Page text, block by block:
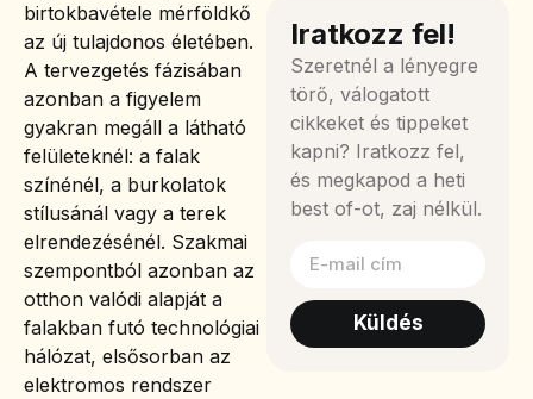
birtokbavétele mérföldkő
az új tulajdonos életében.
A tervezgetés fázisában
azonban a figyelem
gyakran megáll a látható
felületeknél: a falak
színénél, a burkolatok
stílusánál vagy a terek
elrendezésénél. Szakmai
szempontból azonban az
otthon valódi alapját a
falakban futó technológiai
hálózat, elsősorban az
elektromos rendszer
Iratkozz fel!
Szeretnél a lényegre
törő, válogatott
cikkeket és tippeket
kapni? Iratkozz fel,
és megkapod a heti
best of-ot, zaj nélkül.
Küldés